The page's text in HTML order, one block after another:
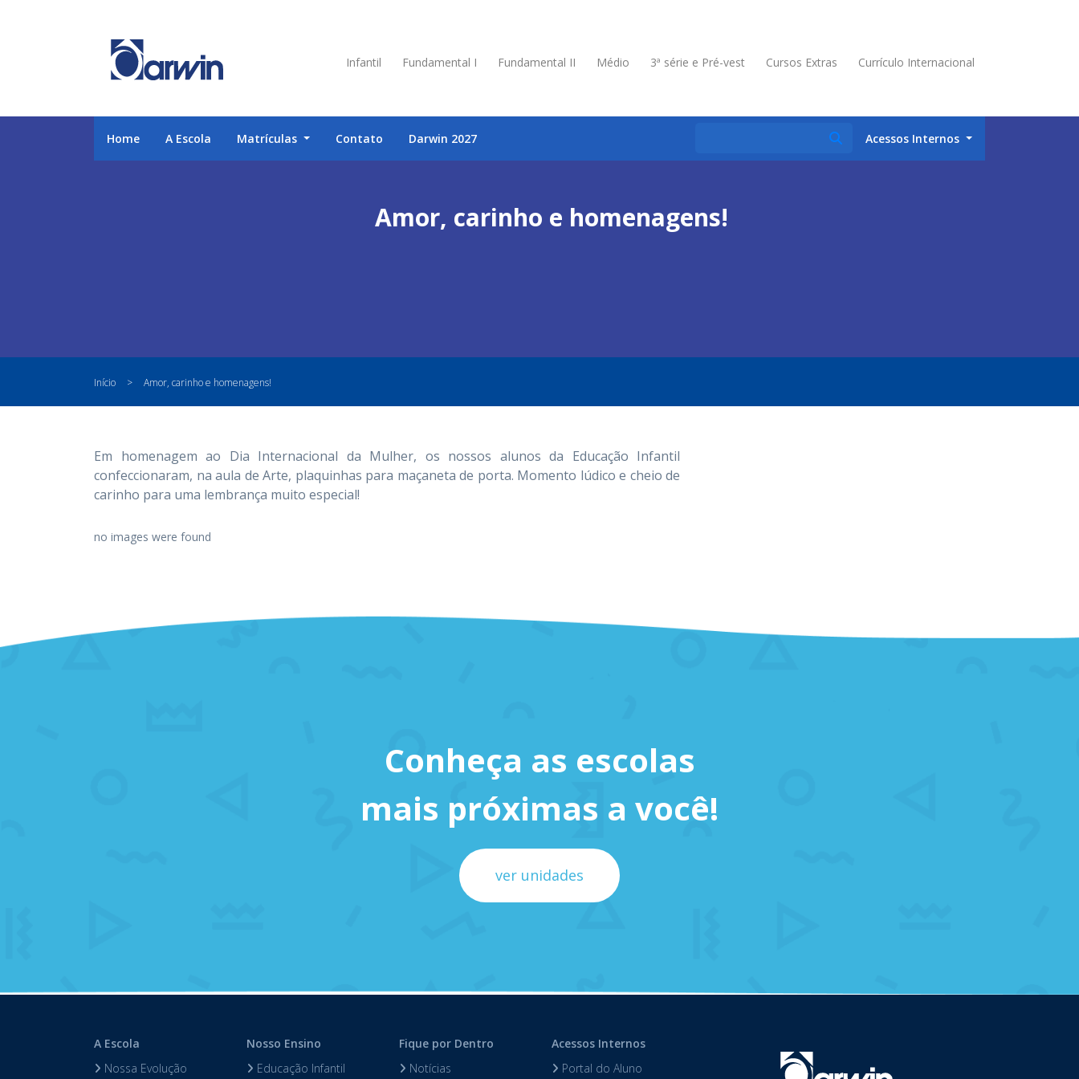
Infantil Fundamental I Fundamental II Médio 3ª série e Pré-vest Cursos Extras Currículo Internacional
Home A Escola Matrículas Contato Darwin 2027 Acessos Internos
Amor, carinho e homenagens!
Início > Amor, carinho e homenagens!
Em homenagem ao Dia Internacional da Mulher, os nossos alunos da Educação Infantil
confeccionaram, na aula de Arte, plaquinhas para maçaneta de porta. Momento lúdico e cheio de
carinho para uma lembrança muito especial!
no images were found
Conheça as escolas
mais próximas a você!
ver unidades
A Escola
Nossa Evolução
Nosso Ensino
Educação Infantil
Fique por Dentro
Notícias
Acessos Internos
Portal do Aluno